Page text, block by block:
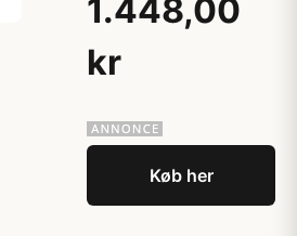
1.448,00
kr
Køb her